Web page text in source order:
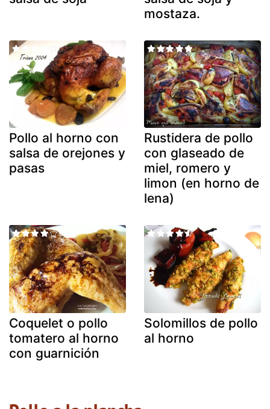
mostaza.
Pollo al horno con
salsa de orejones y
pasas
Rustidera de pollo
con glaseado de
miel, romero y
limon (en horno de
lena)
Coquelet o pollo
tomatero al horno
con guarnición
Solomillos de pollo
al horno